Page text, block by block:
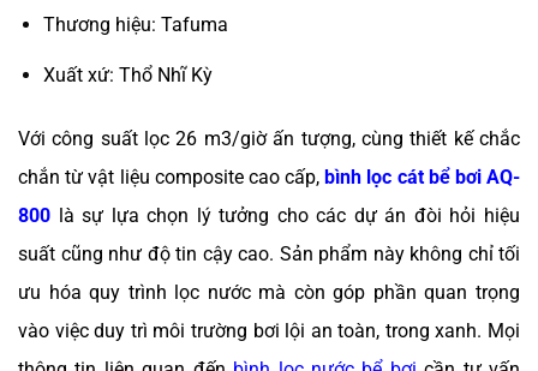
Thương hiệu: Tafuma
Xuất xứ: Thổ Nhĩ Kỳ
Với công suất lọc 26 m3/giờ ấn tượng, cùng thiết kế chắc
chắn từ vật liệu composite cao cấp,bình lọc cát bể bơi AQ-
800 là sự lựa chọn lý tưởng cho các dự án đòi hỏi hiệu
suất cũng như độ tin cậy cao. Sản phẩm này không chỉ tối
ưu hóa quy trình lọc nước mà còn góp phần quan trọng
vào việc duy trì môi trường bơi lội an toàn, trong xanh. Mọi